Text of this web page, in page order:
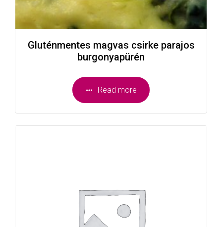
Gluténmentes magvas csirke parajos
burgonyapürén
Read more